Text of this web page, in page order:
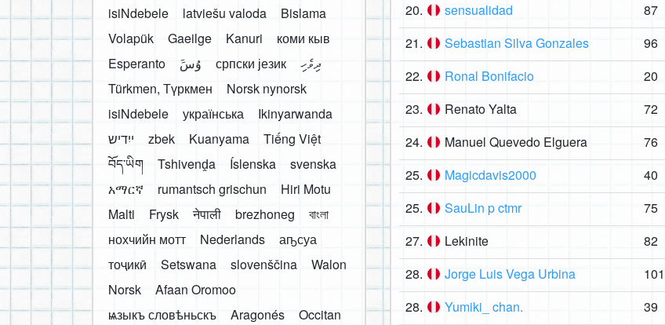
20. sensualidad 87
21. Sebastian Silva Gonzales 96
22. Ronal Bonifacio 20
23. Renato Yalta 72
24. Manuel Quevedo Elguera 76
25. Magicdavis2000 40
25. SauLin p ctmr 75
27. Lekinite 82
28. Jorge Luis Vega Urbina 101
28. Yumiki_ chan. 39
isiNdebele
latviešu valoda
Bislama
Volapük
Gaeilge Kanuri
коми кыв
Esperanto
َوُسَ српски језик
ދިވެހި
Türkmen, Түркмен
Norsk nynorsk
isiNdebele
українська
Ikinyarwanda
ייִדיש
zbek Kuanyama
Tiếng Việt
བོད་ཡིག
Tshivenḓa Íslenska
svenska
አማርኛ
rumantsch grischun
Hiri Motu
Malti
Frysk नेपाली brezhoneg
বাংলা
нохчийн мотт
Nederlands
аҧсуа
тоҷикӣ
Setswana slovenščina
Walon
Norsk
Afaan Oromoo
ѩзыкъ словѣньскъ
Aragonés
Occitan